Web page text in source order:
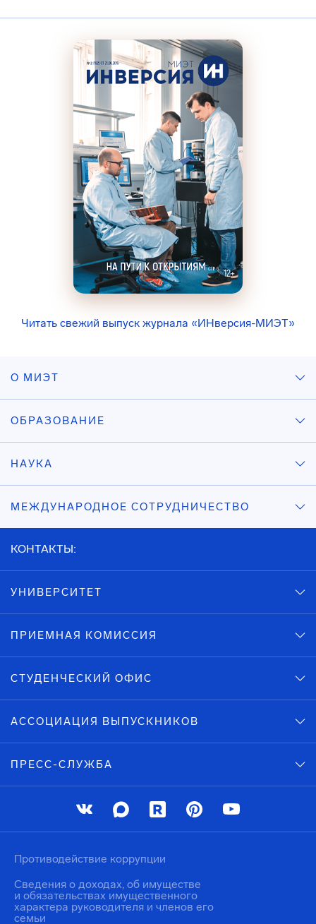
Читать свежий выпуск журнала «ИНверсия-МИЭТ»
О МИЭТ
ОБРАЗОВАНИЕ
НАУКА
МЕЖДУНАРОДНОЕ СОТРУДНИЧЕСТВО
КОНТАКТЫ:
УНИВЕРСИТЕТ
ПРИЕМНАЯ КОМИССИЯ
СТУДЕНЧЕСКИЙ ОФИС
АССОЦИАЦИЯ ВЫПУСКНИКОВ
ПРЕСС-СЛУЖБА
Противодействие коррупции
Сведения о доходах, об имуществе
и обязательствах имущественного
характера руководителя и членов его
семьи